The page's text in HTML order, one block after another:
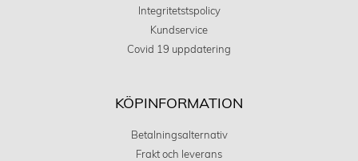
Integritetstspolicy
Kundservice
Covid 19 uppdatering
KÖPINFORMATION
Betalningsalternativ
Frakt och leverans